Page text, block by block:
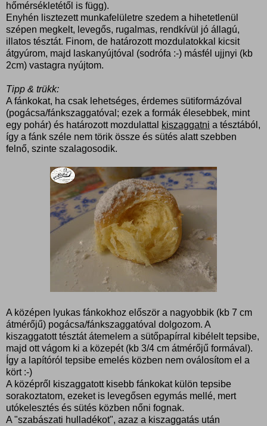
hőmérsékletétől is függ).
Enyhén lisztezett munkafelületre szedem a hihetetlenül
szépen megkelt, levegős, rugalmas, rendkívül jó állagú,
illatos tésztát. Finom, de határozott mozdulatokkal kicsit
átgyúrom, majd laskanyújtóval (sodrófa :-) másfél ujjnyi (kb
2cm) vastagra nyújtom.
Tipp & trükk:
A fánkokat, ha csak lehetséges, érdemes sütiformázóval
(pogácsa/fánkszaggatóval; ezek a formák élesebbek, mint
egy pohár) és határozott mozdulattal
kiszaggatni a tésztából,
így a fánk széle nem törik össze és sütés alatt szebben
felnő, szinte szalagosodik.
A középen lyukas fánkokhoz először a nagyobbik (kb 7 cm
átmérőjű) pogácsa/fánkszaggatóval dolgozom. A
kiszaggatott tésztát átemelem a sütőpapírral kibélelt tepsibe,
majd ott vágom ki a közepét (kb 3/4 cm átmérőjű formával).
Így a lapítóról tepsibe emelés közben nem oválosítom el a
kört :-)
A középről kiszaggatott kisebb fánkokat külön tepsibe
sorakoztatom, ezeket is levegősen egymás mellé, mert
utókelesztés és sütés közben nőni fognak.
A "szabászati hulladékot", azaz a kiszaggatás után